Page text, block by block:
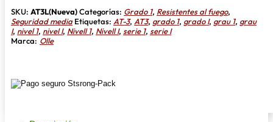
3
GRADO
1
UNE
cantidad
SKU: AT3L(Nueva)Categorías: Grado 1, Resistentes al fuego,
Seguridad media Etiquetas: AT-3, AT3, grado 1, grado I, grau 1, grau
I, nivel 1, nivel I, Nivell 1, Nivell I, serie 1, serie I
Marca: Olle